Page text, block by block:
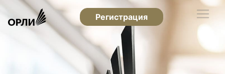
Регистрация